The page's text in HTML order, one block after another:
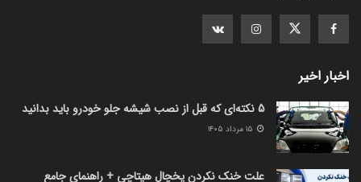
اخبار اخیر
5 نکته‌ای که قبل از نصب شیشه جلو خودرو باید بدانید
علت خنک نکردن یخچال هیتاچی + راهنمای جامع